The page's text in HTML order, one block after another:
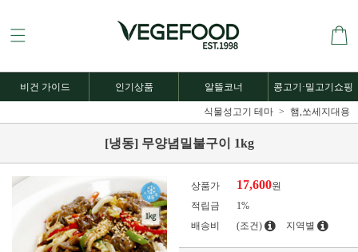
비건 가이드 인기상품 알뜰코너 콩고기·밀고기쇼핑
식물성고기 테마 햄,쏘세지대용
[냉동] 무양념밀불구이 1kg
상품가 17,600원
적립금
1%
배송비
(조건) 지역별